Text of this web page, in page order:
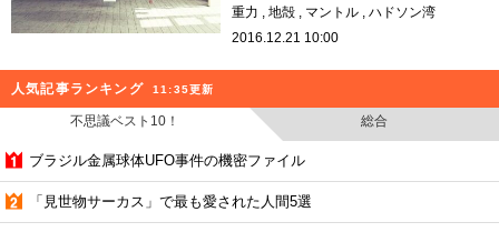
重力
地殻 マントル
ハドソン湾
2016.12.21 10:00
人気記事ランキング 11:35更新
不思議ベスト10！ 総合
ブラジル金属球体UFO事件の機密ファイル
「見世物サーカス」で最も愛された人間5選